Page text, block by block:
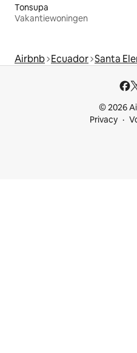
Tonsupa
Vakantiewoningen
Airbnb Ecuador Santa
© 2026
Privacy